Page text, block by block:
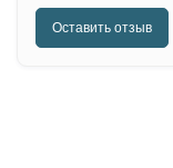
Оставить отзыв